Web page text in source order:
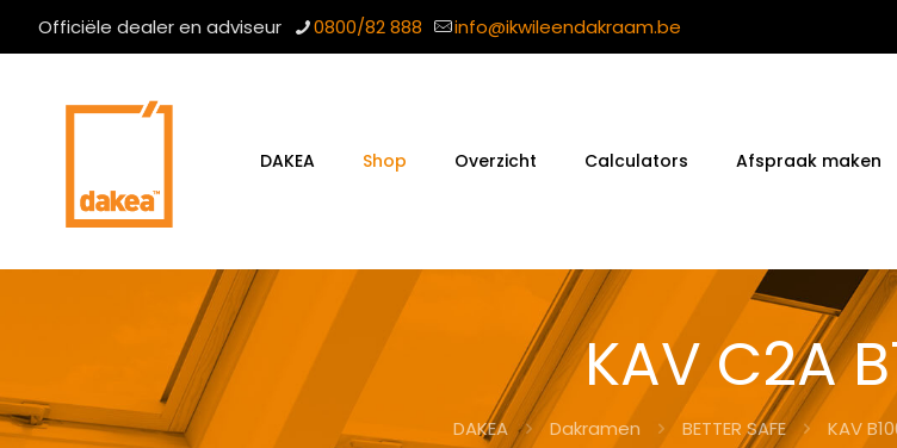
Officiële dealer en adviseur 0800/82 888 info@ikwileendakraam.be
DAKEA Shop Overzicht Calculators Afspraak maken
KAV C2A
DAKEA Dakramen BETTER SAFE KAV